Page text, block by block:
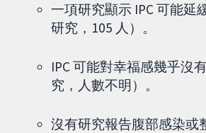
一項研究顯示 IPC 可能延
研究，105 人）。
IPC 可能對幸福感幾乎沒
究，人數不明）。
沒有研究報告腹部感染或